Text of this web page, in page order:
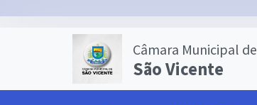
Câmara Municipal de
São Vicente